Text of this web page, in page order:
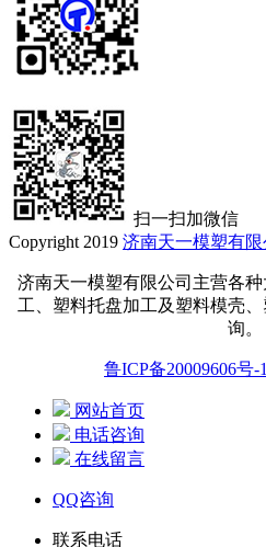
扫一扫加微信
Copyright 2019 济南天一模塑有限
济南天一模塑有限公司主营各
工、塑料托盘加工及塑料模壳
询。
鲁ICP备20009606号-1
网站首页
电话咨询
在线留言
QQ咨询
联系电话